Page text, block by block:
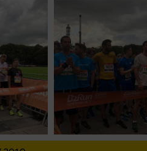
Inhalte
von Daten aus